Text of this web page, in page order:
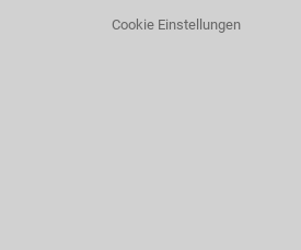
Cookie Einstellungen